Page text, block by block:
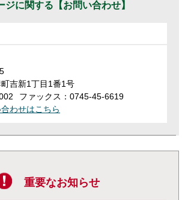
ジに関する 【お問い合わせ】
吉新1丁目1番1号
ファックス：0745-45-6619
わせはこちら
重要なお知らせ